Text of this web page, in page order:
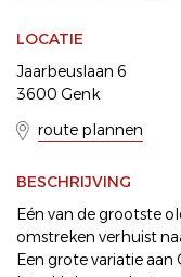
LOCATIE
Jaarbeuslaan 6
3600 Genk
route plannen
BESCHRIJVING
Eén van de grootste
omstreken verhuist
Een grote variatie